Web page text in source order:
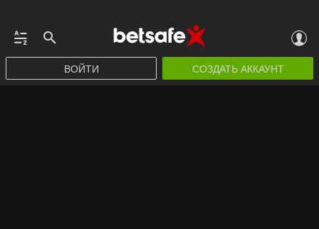
ВОЙТИ СОЗДАТЬ АККАУНТ